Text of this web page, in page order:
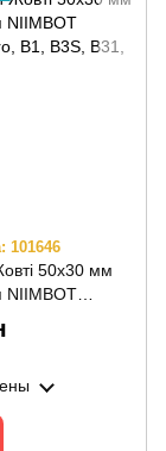
101646
50х30 мм
NIIMBOT
B1, B3S, B31,